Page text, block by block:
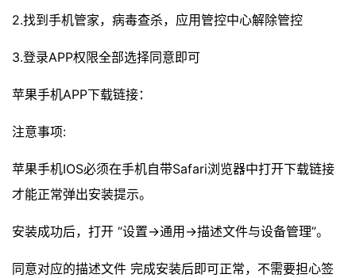
2.找到手机管家，病毒查杀，应用管控中心解除管控
3.登录APP权限全部选择同意即可
苹果手机APP下载链接：
注意事项:
苹果手机IOS必须在手机自带Safari浏览器中打开下载链接
才能正常弹出安装提示。
安装成功后，打开 “设置->通用->描述文件与设备管理”。
同意对应的描述文件 完成安装后即可正常，不需要担心签